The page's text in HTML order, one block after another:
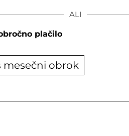
ALI
plačilo
mesečni obrok